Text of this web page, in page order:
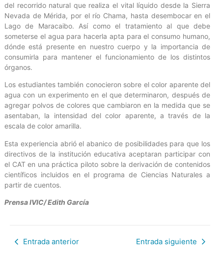
del recorrido natural que realiza el vital líquido desde la Sierra
Nevada de Mérida, por el río Chama, hasta desembocar en el
Lago de Maracaibo. Así como el tratamiento al que debe
someterse el agua para hacerla apta para el consumo humano,
dónde está presente en nuestro cuerpo y la importancia de
consumirla para mantener el funcionamiento de los distintos
órganos.
Los estudiantes también conocieron sobre el color aparente del
agua con un experimento en el que determinaron, después de
agregar polvos de colores que cambiaron en la medida que se
asentaban, la intensidad del color aparente, a través de la
escala de color amarilla.
Esta experiencia abrió el abanico de posibilidades para que los
directivos de la institución educativa aceptaran participar con
el CAT en una práctica piloto sobre la derivación de contenidos
científicos incluidos en el programa de Ciencias Naturales a
partir de cuentos.
Prensa IVIC/ Edith García
Entrada anterior Entrada siguiente